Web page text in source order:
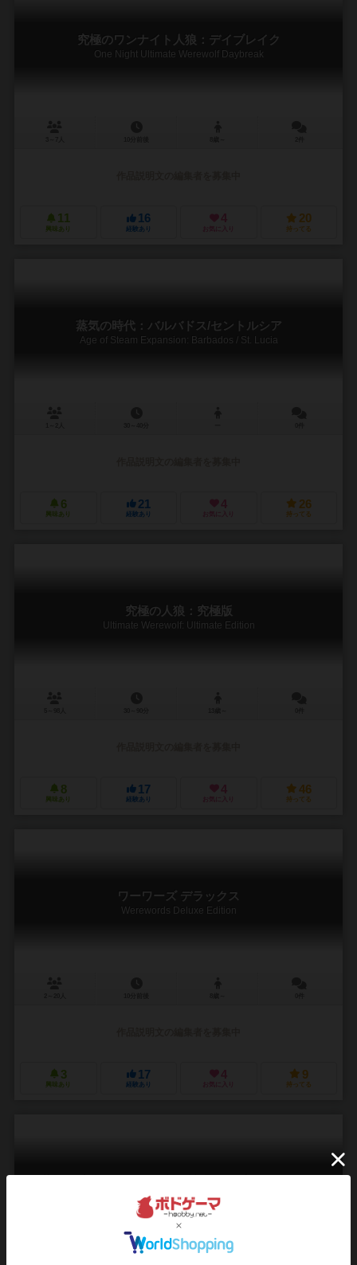
究極のワンナイト人狼：デイブレイク
One Night Ultimate Werewolf Daybreak
11
興味あり
16
経験あり
4
お気に入り
20
持ってる
蒸気の時代：バルバドス/セントルシア
Age of Steam Expansion: Barbados / St. Lucia
6
興味あり
21
経験あり
4
お気に入り
26
持ってる
究極の人狼：究極版
Ultimate Werewolf: Ultimate Edition
8
興味あり
17
経験あり
4
お気に入り
46
持ってる
ワーワーズ デラックス
Werewords Deluxe Edition
3
興味あり
17
経験あり
4
お気に入り
9
持ってる
Age of Steam Deluxe: Expansion Volume III